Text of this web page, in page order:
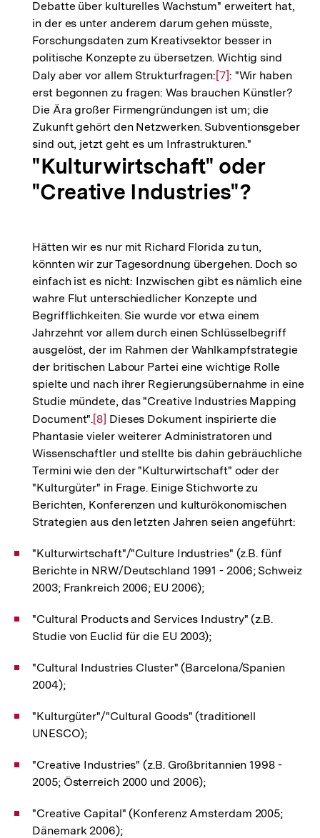
Debatte über kulturelles Wachstum" erweitert hat,
in der es unter anderem darum gehen müsste,
Forschungsdaten zum Kreativsektor besser in
politische Konzepte zu übersetzen. Wichtig sind
Daly aber vor allem Strukturfragen:Zur
Auflösung
der
Fußnote
[7]: "Wir haben
erst begonnen zu fragen: Was brauchen Künstler?
Die Ära großer Firmengründungen ist um; die
Zukunft gehört den Netzwerken. Subventionsgeber
sind out, jetzt geht es um Infrastrukturen."
"Kulturwirtschaft" oder
"Creative Industries"?
Hätten wir es nur mit Richard Florida zu tun,
könnten wir zur Tagesordnung übergehen. Doch so
einfach ist es nicht: Inzwischen gibt es nämlich eine
wahre Flut unterschiedlicher Konzepte und
Begrifflichkeiten. Sie wurde vor etwa einem
Jahrzehnt vor allem durch einen Schlüsselbegriff
ausgelöst, der im Rahmen der Wahlkampfstrategie
der britischen Labour Partei eine wichtige Rolle
spielte und nach ihrer Regierungsübernahme in eine
Studie mündete, das "Creative Industries Mapping
Document".Zur
Auflösung
der
Fußnote
[8] Dieses Dokument inspirierte die
Phantasie vieler weiterer Administratoren und
Wissenschaftler und stellte bis dahin gebräuchliche
Termini wie den der "Kulturwirtschaft" oder der
"Kulturgüter" in Frage. Einige Stichworte zu
Berichten, Konferenzen und kulturökonomischen
Strategien aus den letzten Jahren seien angeführt:
"Kulturwirtschaft"/"Culture Industries" (z.B. fünf
Berichte in NRW/Deutschland 1991 - 2006; Schweiz
2003; Frankreich 2006; EU 2006);
"Cultural Products and Services Industry" (z.B.
Studie von Euclid für die EU 2003);
"Cultural Industries Cluster" (Barcelona/Spanien
2004);
"Kulturgüter"/"Cultural Goods" (traditionell
UNESCO);
"Creative Industries" (z.B. Großbritannien 1998 -
2005; Österreich 2000 und 2006);
"Creative Capital" (Konferenz Amsterdam 2005;
Dänemark 2006);